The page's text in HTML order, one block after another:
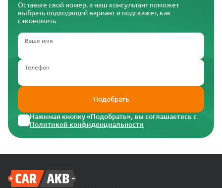
Оставьте свой номер, а наш консультант поможет
выбрать подходящий вариант и подскажет, как
сэкономить
Ваше имя
Телефон
Подобрать
Нажимая кнопку «Подобрать», вы соглашаетесь с
Политикой конфиденциальности